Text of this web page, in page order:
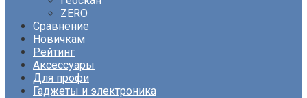
ZERO
Сравнение
Новичкам
Рейтинг
Аксессуары
Для профи
Гаджеты и электроника